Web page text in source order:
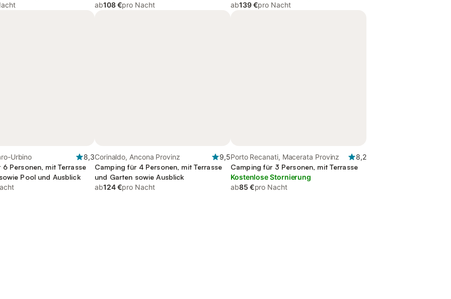
ab108 €pro Nacht
ab139 €pro Nacht
Urbino
8,3
Personen, mit Terrasse
Pool und Ausblick
Corinaldo, Ancona Provinz
9,5
Camping für 4 Personen, mit Terrasse
und Garten sowie Ausblick
ab124 €pro Nacht
Porto Recanati, Macerata Provinz
8,2
Camping für 3 Personen, mit Terrasse
Kostenlose Stornierung
ab85 €pro Nacht